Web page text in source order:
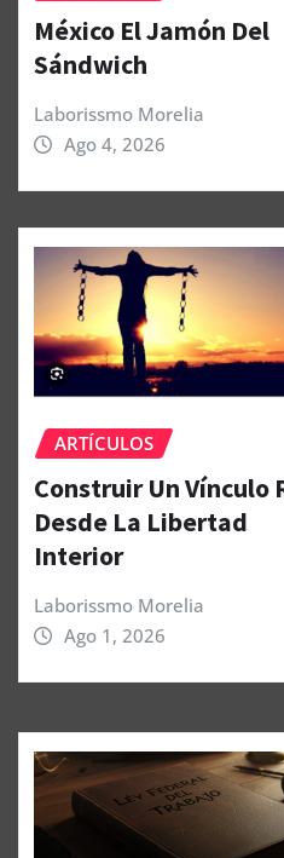
México El Jamón Del
Sándwich
Laborissmo Morelia
Ago 4, 2026
ARTÍCULOS
Construir Un Vínculo
Desde La Libertad
Interior
Laborissmo Morelia
Ago 1, 2026